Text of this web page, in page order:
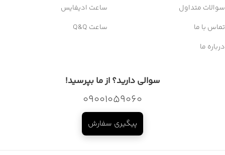
سوالات متداول
تماس با ما
درباره ما
ساعت ادیفایس
ساعت Q&Q
سوالی دارید؟ از ما بپرسید!
09001059060
پیگیری سفارش